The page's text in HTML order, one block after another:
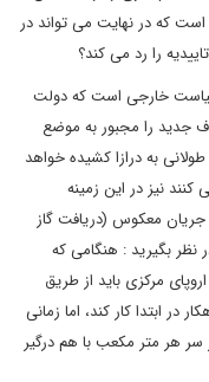
است که در نهایت می تواند در
را رد می کند؟
ترین تصمیم سیاست خارجی است که دولت
جدید را مجبور به موضع
به درازا کشیده خواهد
نیز در این زمینه
معکوس (دریافت گاز
نظر بگیرید : هنگامی که
مرکزی باید از طریق
در ابتدا کار کند، اما زمانی
سر هر متر مکعب با هم درگیر